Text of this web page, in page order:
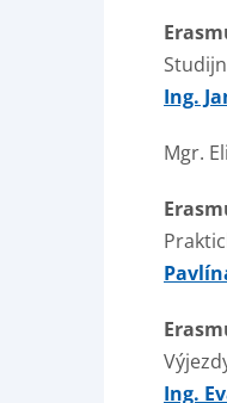
Ing.
Mgr.
Ing.